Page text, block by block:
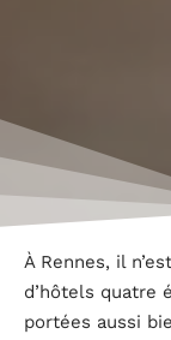
À Rennes, il
d’hôtels quatre
portées aussi